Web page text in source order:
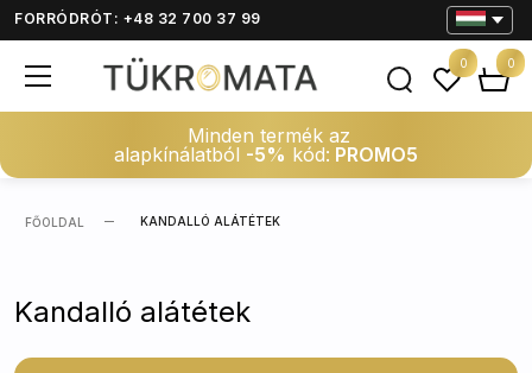
FORRÓDRÓT: +48 32 700 37 99
Minden termék az
alapkínálatból -5% kód: PROMO5
0 0
FŐOLDAL KANDALLÓ ALÁTÉTEK
Kandalló alátétek